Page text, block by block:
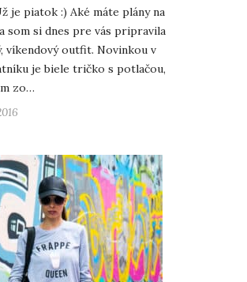
je piatok :) Aké máte plány na
som si dnes pre vás pripravila
víkendový outfit. Novinkou v
je biele tričko s potlačou,
zo…